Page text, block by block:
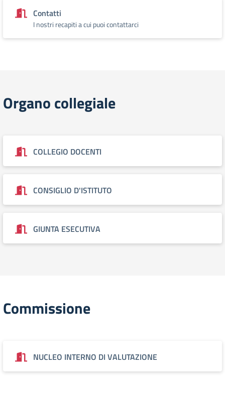
Contatti
I nostri recapiti a cui puoi contattarci
Organo collegiale
COLLEGIO DOCENTI
CONSIGLIO D'ISTITUTO
GIUNTA ESECUTIVA
Commissione
NUCLEO INTERNO DI VALUTAZIONE